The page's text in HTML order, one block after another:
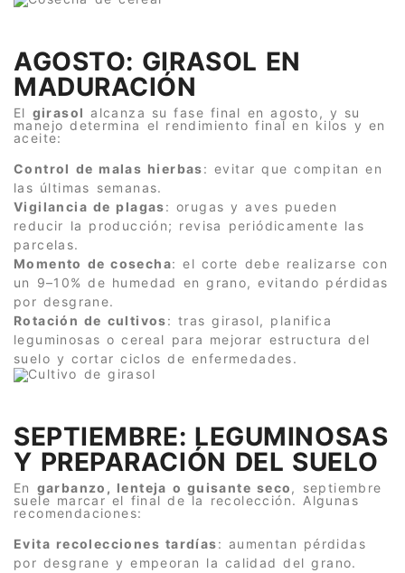
AGOSTO: GIRASOL EN
MADURACIÓN
El girasol alcanza su fase final en agosto, y su
manejo determina el rendimiento final en kilos y en
aceite:
Control de malas hierbas: evitar que compitan en
las últimas semanas.
Vigilancia de plagas: orugas y aves pueden
reducir la producción; revisa periódicamente las
parcelas.
Momento de cosecha: el corte debe realizarse con
un 9–10% de humedad en grano, evitando pérdidas
por desgrane.
Rotación de cultivos: tras girasol, planifica
leguminosas o cereal para mejorar estructura del
suelo y cortar ciclos de enfermedades.
SEPTIEMBRE: LEGUMINOSAS
Y PREPARACIÓN DEL SUELO
En garbanzo, lenteja o guisante seco, septiembre
suele marcar el final de la recolección. Algunas
recomendaciones:
Evita recolecciones tardías: aumentan pérdidas
por desgrane y empeoran la calidad del grano.